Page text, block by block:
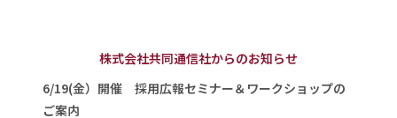
株式会社共同通信社からのお知らせ
6/19(金）開催 採用広報セミナー＆ワークショップの
ご案内